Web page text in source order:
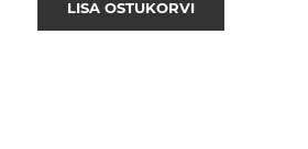
LISA OSTUKORVI